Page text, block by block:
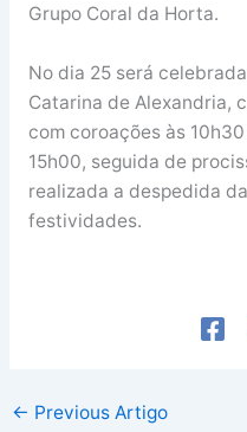
Grupo Coral da Horta.
No dia 25 será
Catarina de Alexandria,
com coroações às
15h00, seguida de
realizada a despedida
festividades.
← Previous Artigo